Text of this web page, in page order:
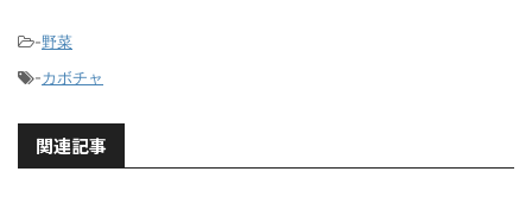
-野菜
-カボチャ
関連記事